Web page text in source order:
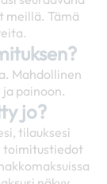
meillä. Tämä
Mahdollinen
painoon.
jo?
tilauksesi
toimitustiedot